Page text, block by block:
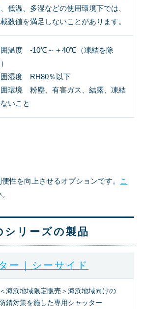
低温、多湿などの使用環境下では、
数値を満足しないことがあります。
囲温度 -10℃～＋40℃（凍結を除
囲湿度 RH80％以下
囲環境 粉塵、有害ガス、結露、凍結
いこと
性を向上させるオプションです。 こ
シリーズの製品
ー｜シーサイド
＜海浜地域限定販売＞海浜地域向けの
防錆対策を施した専用シャッター